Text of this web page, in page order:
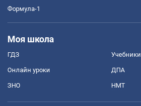
Формула-1
Моя школа
ГДЗ Учебники
Онлайн уроки ДПА
ЗНО НМТ